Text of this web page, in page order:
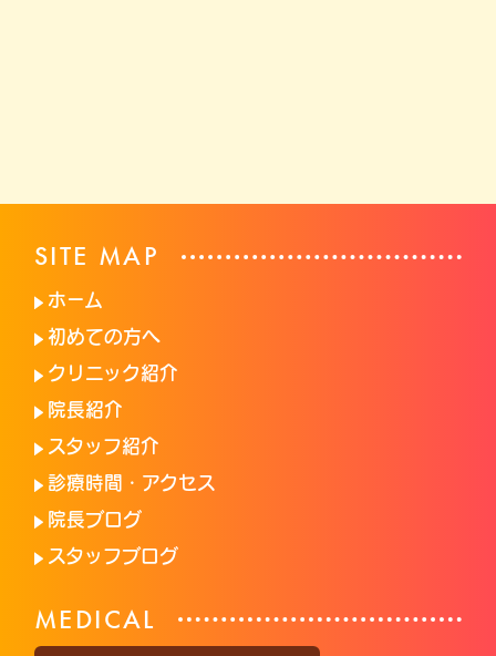
SITE MAP
ホーム
初めての方へ
クリニック紹介
院長紹介
スタッフ紹介
診療時間・アクセス
院長ブログ
スタッフブログ
MEDICAL